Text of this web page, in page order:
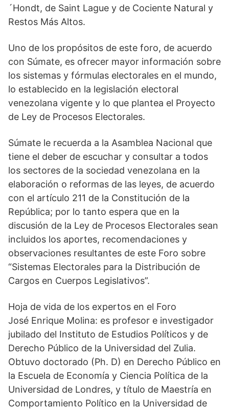
´Hondt, de Saint Lague y de Cociente Natural y
Restos Más Altos.
Uno de los propósitos de este foro, de acuerdo
con Súmate, es ofrecer mayor información sobre
los sistemas y fórmulas electorales en el mundo,
lo establecido en la legislación electoral
venezolana vigente y lo que plantea el Proyecto
de Ley de Procesos Electorales.
Súmate le recuerda a la Asamblea Nacional que
tiene el deber de escuchar y consultar a todos
los sectores de la sociedad venezolana en la
elaboración o reformas de las leyes, de acuerdo
con el artículo 211 de la Constitución de la
República; por lo tanto espera que en la
discusión de la Ley de Procesos Electorales sean
incluidos los aportes, recomendaciones y
observaciones resultantes de este Foro sobre
“Sistemas Electorales para la Distribución de
Cargos en Cuerpos Legislativos”.
Hoja de vida de los expertos en el Foro
José Enrique Molina: es profesor e investigador
jubilado del Instituto de Estudios Políticos y de
Derecho Público de la Universidad del Zulia.
Obtuvo doctorado (Ph. D) en Derecho Público en
la Escuela de Economía y Ciencia Política de la
Universidad de Londres, y título de Maestría en
Comportamiento Político en la Universidad de